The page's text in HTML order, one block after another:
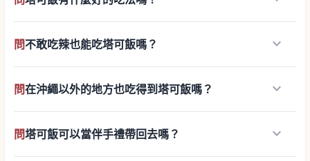
問不敢吃辣也能吃塔可飯嗎？ keyboard_arrow_down
問在沖繩以外的地方也吃得到塔可飯嗎？ keyboard_arrow_down
問塔可飯可以當伴手禮帶回去嗎？ keyboard_arrow_down